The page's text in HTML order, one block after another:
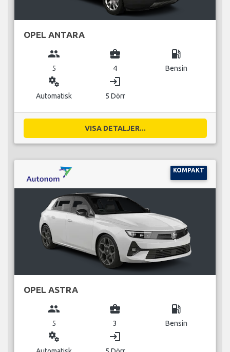
OPEL ANTARA
group
5
business_center
4
local_gas_station
Bensin
miscellaneous_services
Automatisk
login
5 Dörr
VISA DETALJER...
KOMPAKT
OPEL ASTRA
group
5
business_center
3
local_gas_station
Bensin
miscellaneous_services login